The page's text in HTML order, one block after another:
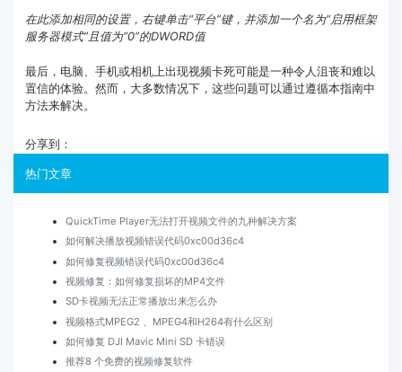
在此添加相同的设置，右键单击“平台”键，并添加一个名为“启用框架
服务器模式”且值为“0”的DWORD值
最后，电脑、手机或相机上出现视频卡死可能是一种令人沮丧和难以
置信的体验。然而，大多数情况下，这些问题可以通过遵循本指南中
方法来解决。
分享到：
热门文章
QuickTime Player无法打开视频文件的九种解决方案
如何解决播放视频错误代码0xc00d36c4
如何修复视频错误代码0xc00d36c4
视频修复：如何修复损坏的MP4文件
SD卡视频无法正常播放出来怎么办
视频格式MPEG2 、MPEG4和H264有什么区别
如何修复 DJI Mavic Mini SD 卡错误
推荐8 个免费的视频修复软件